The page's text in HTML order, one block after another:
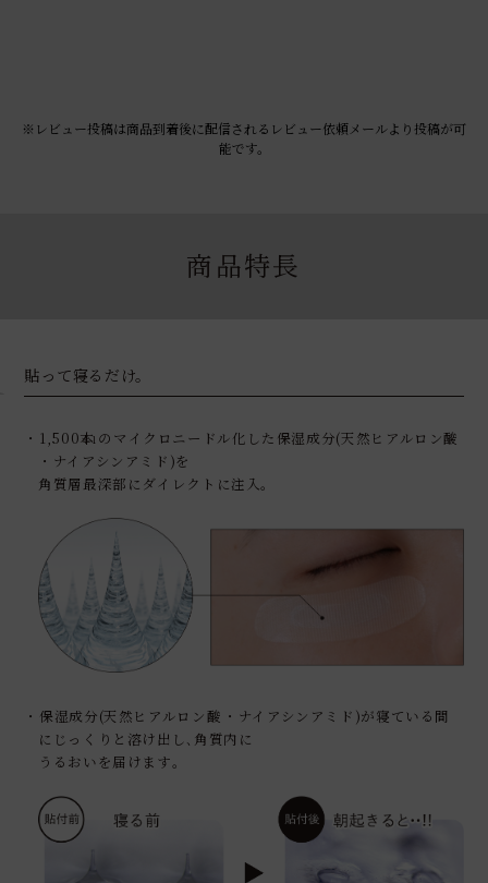
※レビュー投稿は商品到着後に配信されるレビュー依頼メールより投稿が可
能です。
商品特長
貼って寝るだけ。
・1,500本
＊1 のマイクロニードル化した保湿成分(天然ヒアルロン酸
※
・ナイアシンアミド)を
角質層最深部にダイレクトに注入。
・保湿成分(天然ヒアルロン酸
※
・ナイアシンアミド)が寝ている間
にじっくりと溶け出し､角質内に
うるおいを届けます｡